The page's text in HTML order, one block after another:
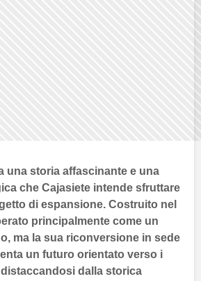
una storia affascinante e una
che Cajasiete intende sfruttare
di espansione. Costruito nel
principalmente come un
ma la sua riconversione in sede
un futuro orientato verso i
dalla storica